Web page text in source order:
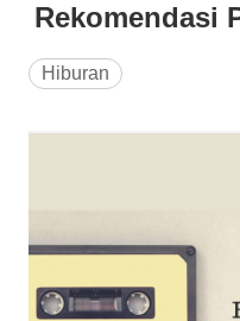
Rekomendasi
Hiburan